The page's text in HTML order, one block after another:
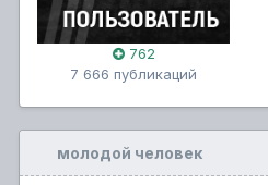
762
7 666 публикаций
молодой человек